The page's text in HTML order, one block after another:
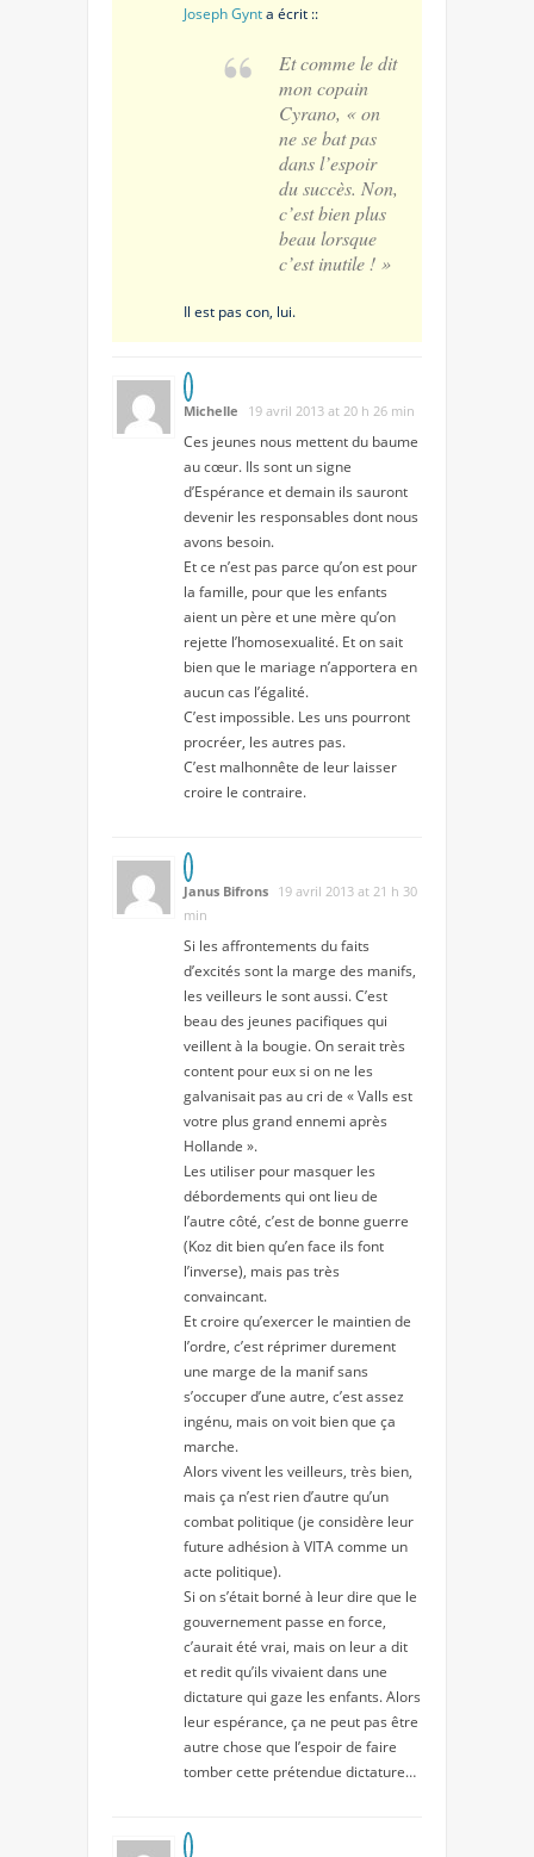
Joseph Gynta écrit ::
Et comme le dit
mon copain
Cyrano, « on
ne se bat pas
dans l’espoir
du succès. Non,
c’est bien plus
beau lorsque
c’est inutile ! »
Il est pas con, lui.
Michelle 19 avril 2013 at 20 h 26 min
Ces jeunes nous mettent du baume
au cœur. Ils sont un signe
d’Espérance et demain ils sauront
devenir les responsables dont nous
avons besoin.
Et ce n’est pas parce qu’on est pour
la famille, pour que les enfants
aient un père et une mère qu’on
rejette l’homosexualité. Et on sait
bien que le mariage n’apportera en
aucun cas l’égalité.
C’est impossible. Les uns pourront
procréer, les autres pas.
C’est malhonnête de leur laisser
croire le contraire.
Janus Bifrons 19 avril 2013 at 21 h 30
min
Si les affrontements du faits
d’excités sont la marge des manifs,
les veilleurs le sont aussi. C’est
beau des jeunes pacifiques qui
veillent à la bougie. On serait très
content pour eux si on ne les
galvanisait pas au cri de « Valls est
votre plus grand ennemi après
Hollande ».
Les utiliser pour masquer les
débordements qui ont lieu de
l’autre côté, c’est de bonne guerre
(Koz dit bien qu’en face ils font
l’inverse), mais pas très
convaincant.
Et croire qu’exercer le maintien de
l’ordre, c’est réprimer durement
une marge de la manif sans
s’occuper d’une autre, c’est assez
ingénu, mais on voit bien que ça
marche.
Alors vivent les veilleurs, très bien,
mais ça n’est rien d’autre qu’un
combat politique (je considère leur
future adhésion à VITA comme un
acte politique).
Si on s’était borné à leur dire que le
gouvernement passe en force,
c’aurait été vrai, mais on leur a dit
et redit qu’ils vivaient dans une
dictature qui gaze les enfants. Alors
leur espérance, ça ne peut pas être
autre chose que l’espoir de faire
tomber cette prétendue dictature…